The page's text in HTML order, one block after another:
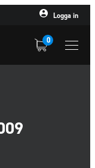
Logga in
0